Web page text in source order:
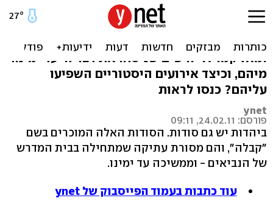
"הסוד" היהודי
המקובל הראשון בהיסטוריה היה משה רבנו,
ומאז קמו לו יורשים שניסחו את דבר ה' עד ימינו.
מיהם, וכיצד אירועים היסטוריים השפיעו
עליהם? כנסו לראות
ynet
פורסם: 24.02.11, 09:11
ביהדות יש גם סודות. הסודות האלה המוכרים בשם
"קבלה", והם מסורת עתיקה שמתחילה בבית המדרש
של הנביאים - וממשיכה עד ימינו.
עוד כתבות בעמוד הפייסבוק של ynet